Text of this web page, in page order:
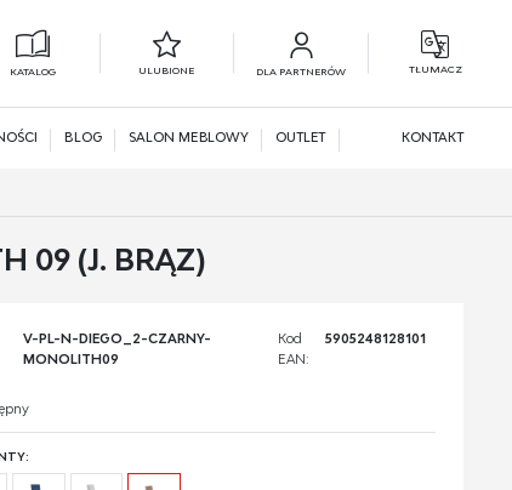
KATALOG ULUBIONE DLA PARTNERÓW TŁUMACZ
BLOG SALON MEBLOWY OUTLET KONTAKT
09 (J. BRĄZ)
V-PL-N-DIEGO_2-CZARNY-
MONOLITH09
Kod
EAN:
5905248128101